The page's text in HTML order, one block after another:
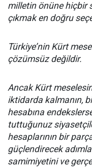
milletin önüne hiçbir
çıkmak en doğru
Türkiye’nin Kürt
çözümsüz değildir.
Ancak Kürt
iktidarda kalmanın,
hesabına
tuttuğunuz
hesaplarının bir
güçlendirecek
samimiyetini ve